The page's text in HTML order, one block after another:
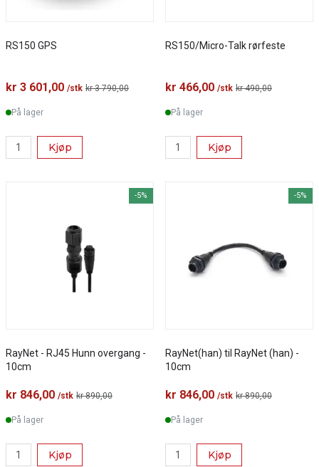
RS150 GPS
kr 3 601,00 /stk kr 3 790,00
På lager
Kjøp
RS150/Micro-Talk rørfeste
kr 466,00 /stk kr 490,00
På lager
Kjøp
-5%
RayNet - RJ45 Hunn overgang -
10cm
kr 846,00 /stk kr 890,00
På lager
Kjøp
-5%
RayNet(han) til RayNet (han) -
10cm
kr 846,00 /stk kr 890,00
På lager
Kjøp